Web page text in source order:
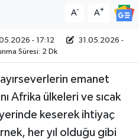
A- A+
- 17:12
31.05.2026 -
Süresi: 2 Dk
emanet
Afrika ülkeleri ve sıcak
keserek ihtiyaç
her yıl olduğu gibi